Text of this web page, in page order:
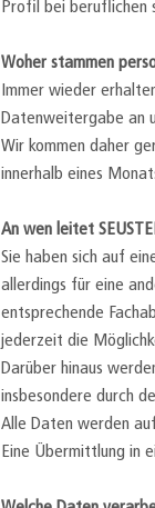
Profil bei beruflichen
Woher stammen
Immer wieder
Datenweitergabe an
Wir kommen daher
innerhalb eines
An wen leitet
Sie haben sich auf
allerdings für eine
entsprechende
jederzeit die
Darüber hinaus
insbesondere durch
Alle Daten werden
Eine Übermittlung in